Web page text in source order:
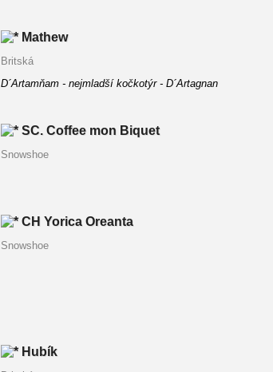
Mathew
Britská
D´Artamňam - nejmladší kočkotýr - D´Artagnan
SC. Coffee mon Biquet
Snowshoe
CH Yorica Oreanta
Snowshoe
Hubík